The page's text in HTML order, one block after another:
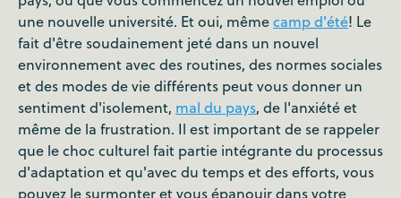
une nouvelle université. Et oui, mêmecamp d'été! Le
fait d'être soudainement jeté dans un nouvel
environnement avec des routines, des normes sociales
et des modes de vie différents peut vous donner un
sentiment d'isolement, mal du pays, de l'anxiété et
même de la frustration. Il est important de se rappeler
que le choc culturel fait partie intégrante du processus
d'adaptation et qu'avec du temps et des efforts, vous
pouvez le surmonter et vous épanouir dans votre